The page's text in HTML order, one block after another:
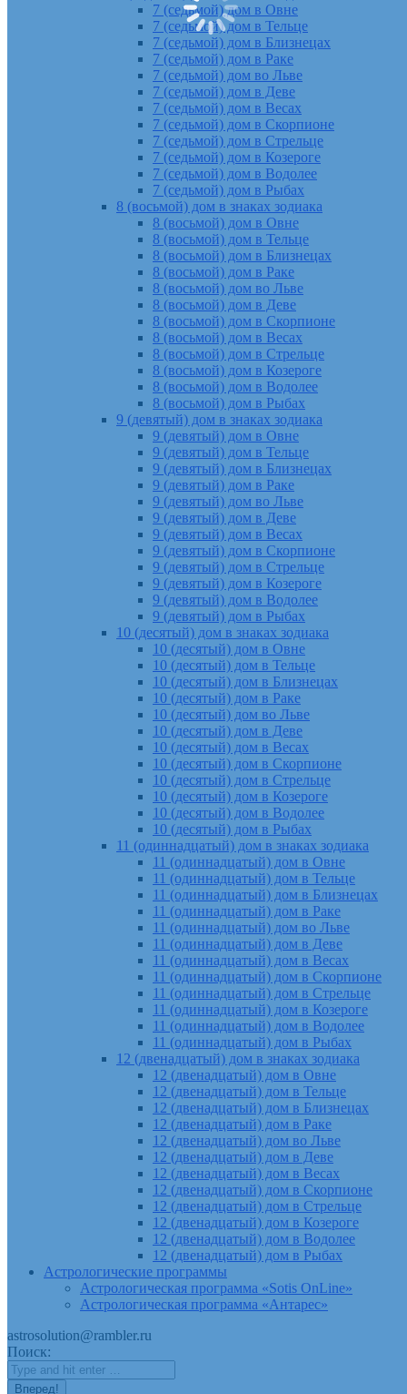
7 (седьмой) дом в Овне
7 (седьмой) дом в Тельце
7 (седьмой) дом в Близнецах
7 (седьмой) дом в Раке
7 (седьмой) дом во Льве
7 (седьмой) дом в Деве
7 (седьмой) дом в Весах
7 (седьмой) дом в Скорпионе
7 (седьмой) дом в Стрельце
7 (седьмой) дом в Козероге
7 (седьмой) дом в Водолее
7 (седьмой) дом в Рыбах
8 (восьмой) дом в знаках зодиака
8 (восьмой) дом в Овне
8 (восьмой) дом в Тельце
8 (восьмой) дом в Близнецах
8 (восьмой) дом в Раке
8 (восьмой) дом во Льве
8 (восьмой) дом в Деве
8 (восьмой) дом в Скорпионе
8 (восьмой) дом в Весах
8 (восьмой) дом в Стрельце
8 (восьмой) дом в Козероге
8 (восьмой) дом в Водолее
8 (восьмой) дом в Рыбах
9 (девятый) дом в знаках зодиака
9 (девятый) дом в Овне
9 (девятый) дом в Тельце
9 (девятый) дом в Близнецах
9 (девятый) дом в Раке
9 (девятый) дом во Льве
9 (девятый) дом в Деве
9 (девятый) дом в Весах
9 (девятый) дом в Скорпионе
9 (девятый) дом в Стрельце
9 (девятый) дом в Козероге
9 (девятый) дом в Водолее
9 (девятый) дом в Рыбах
10 (десятый) дом в знаках зодиака
10 (десятый) дом в Овне
10 (десятый) дом в Тельце
10 (десятый) дом в Близнецах
10 (десятый) дом в Раке
10 (десятый) дом во Льве
10 (десятый) дом в Деве
10 (десятый) дом в Весах
10 (десятый) дом в Скорпионе
10 (десятый) дом в Стрельце
10 (десятый) дом в Козероге
10 (десятый) дом в Водолее
10 (десятый) дом в Рыбах
11 (одиннадцатый) дом в знаках зодиака
11 (одиннадцатый) дом в Овне
11 (одиннадцатый) дом в Тельце
11 (одиннадцатый) дом в Близнецах
11 (одиннадцатый) дом в Раке
11 (одиннадцатый) дом во Льве
11 (одиннадцатый) дом в Деве
11 (одиннадцатый) дом в Весах
11 (одиннадцатый) дом в Скорпионе
11 (одиннадцатый) дом в Стрельце
11 (одиннадцатый) дом в Козероге
11 (одиннадцатый) дом в Водолее
11 (одиннадцатый) дом в Рыбах
12 (двенадцатый) дом в знаках зодиака
12 (двенадцатый) дом в Овне
12 (двенадцатый) дом в Тельце
12 (двенадцатый) дом в Близнецах
12 (двенадцатый) дом в Раке
12 (двенадцатый) дом во Льве
12 (двенадцатый) дом в Деве
12 (двенадцатый) дом в Весах
12 (двенадцатый) дом в Скорпионе
12 (двенадцатый) дом в Стрельце
12 (двенадцатый) дом в Козероге
12 (двенадцатый) дом в Водолее
12 (двенадцатый) дом в Рыбах
Астрологические программы
Астрологическая программа «Sotis OnLine»
Астрологическая программа «Антарес»
astrosolution@rambler.ru
Поиск: